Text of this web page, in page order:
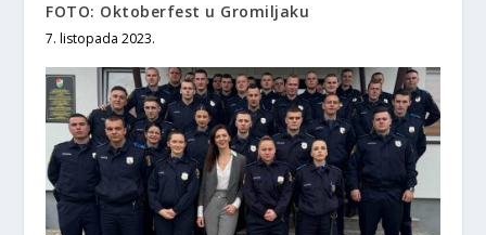
FOTO: Oktoberfest u Gromiljaku
7. listopada 2023.